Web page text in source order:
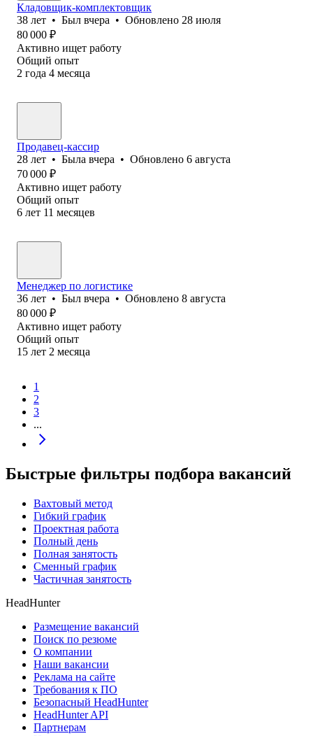
Кладовщик-комплектовщик
38 лет • Был вчера • Обновлено 28 июля
80 000 ₽
Активно ищет работу
Общий опыт
2 года 4 месяца
Продавец-кассир
28 лет • Была вчера • Обновлено 6 августа
70 000 ₽
Активно ищет работу
Общий опыт
6 лет 11 месяцев
Менеджер по логистике
36 лет • Был вчера • Обновлено 8 августа
80 000 ₽
Активно ищет работу
Общий опыт
15 лет 2 месяца
1
2
3
...
Быстрые фильтры подбора вакансий
Вахтовый метод
Гибкий график
Проектная работа
Полный день
Полная занятость
Сменный график
Частичная занятость
HeadHunter
Размещение вакансий
Поиск по резюме
О компании
Наши вакансии
Реклама на сайте
Требования к ПО
Безопасный HeadHunter
HeadHunter API
Партнерам